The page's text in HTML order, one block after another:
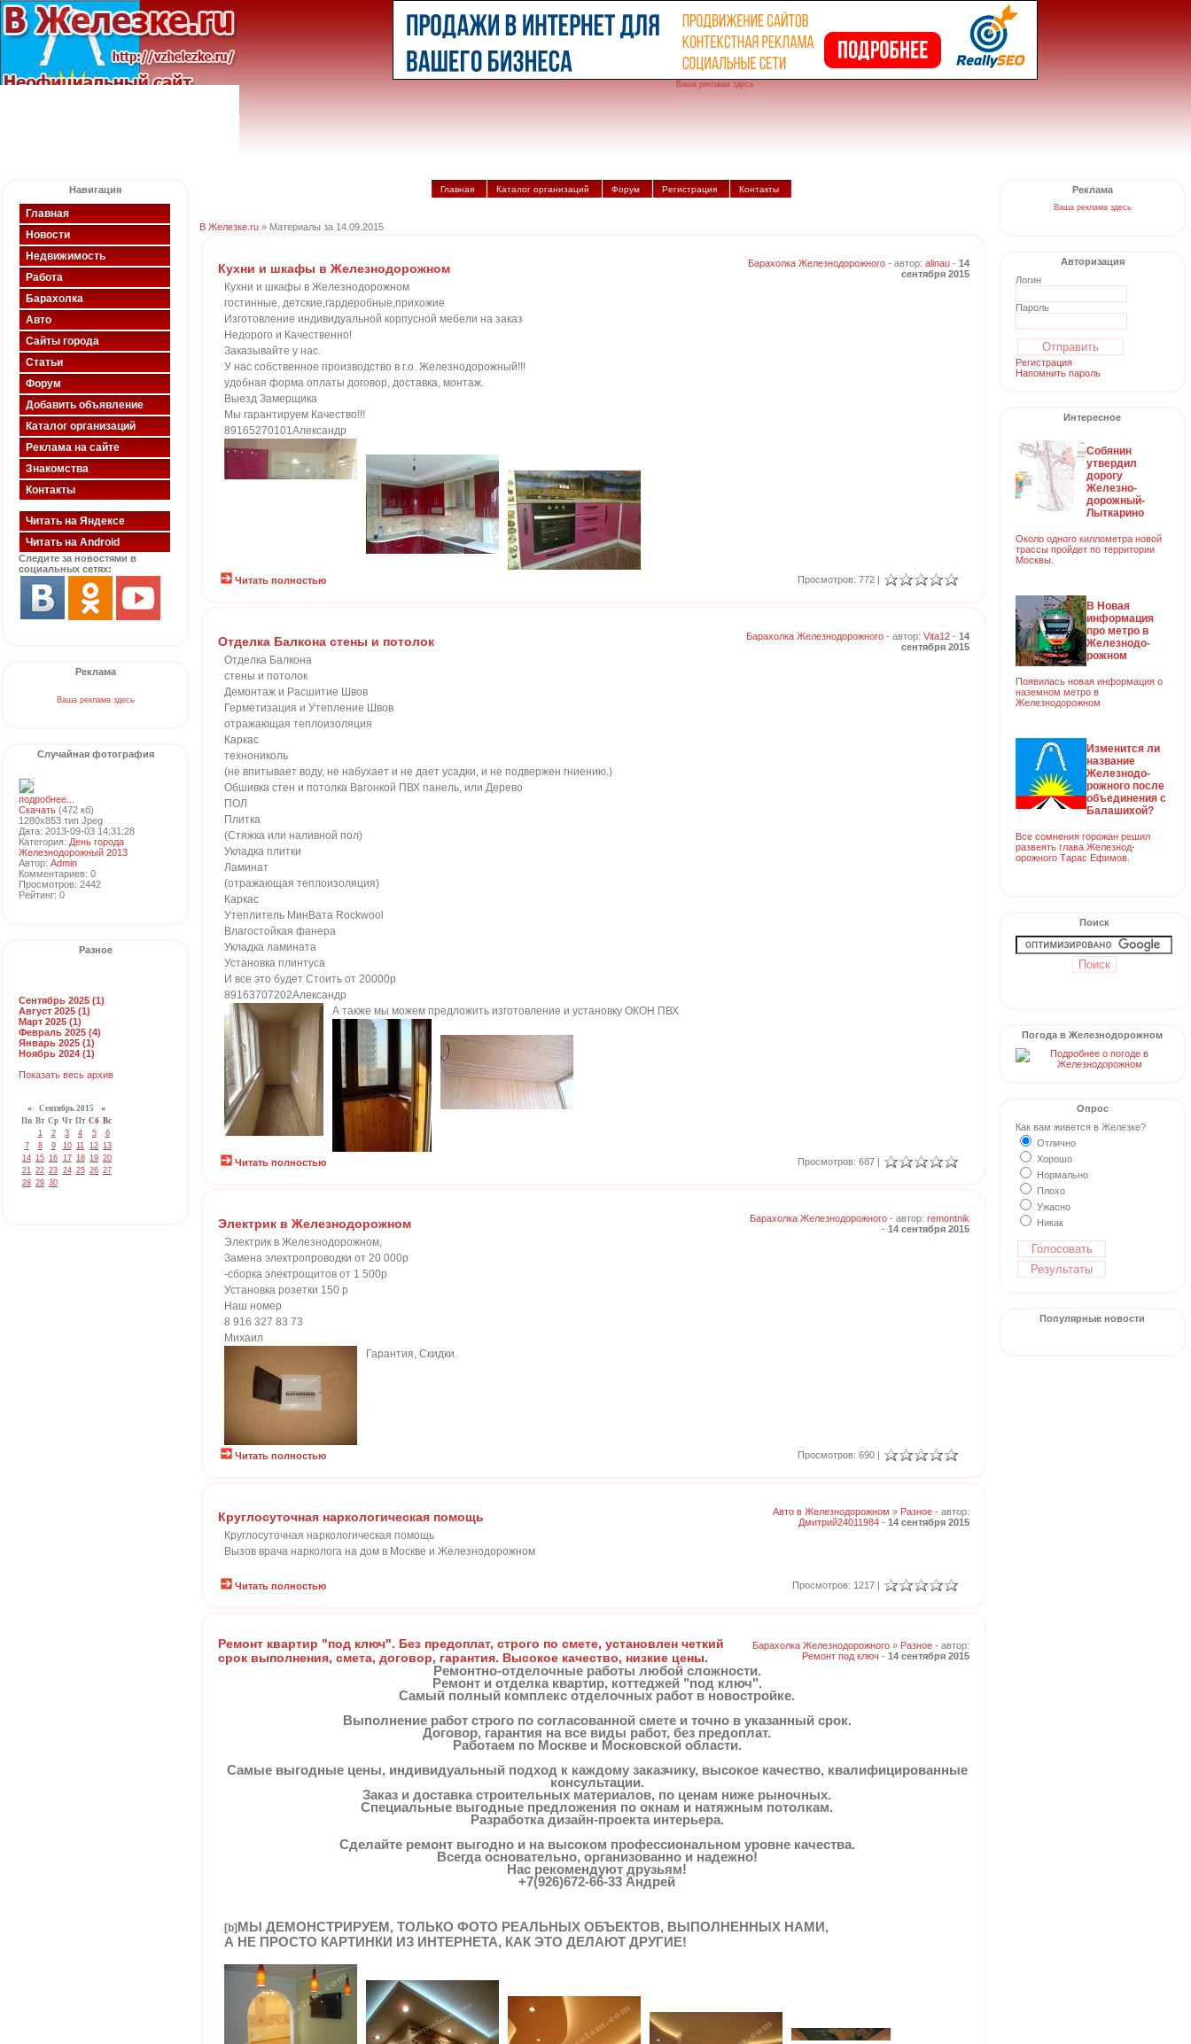
Ваша реклама здесь
Навигация
Главная
Новости
Недвижимость
Работа
Барахолка
Авто
Сайты города
Статьи
Форум
Добавить объявление
Каталог организаций
Реклама на сайте
Знакомства
Контакты
Читать на Яндексе
Читать на Android
Следите за новостями в
социальных сетях:
Реклама
Ваша реклама здесь
Случайная фотография
подробнее...
Скачать (472 кб)
1280x853 тип Jpeg
Дата: 2013-09-03 14:31:28
Категория: День города
Железнодорожный 2013
Автор: Admin
Комментариев: 0
Просмотров: 2442
Рейтинг: 0
Разное
Сентябрь 2025 (1)
Август 2025 (1)
Март 2025 (1)
Февраль 2025 (4)
Январь 2025 (1)
Ноябрь 2024 (1)
Показать весь архив
« Сентябрь 2015 »
Пн Вт Ср Чт Пт Сб Вс
1
2 3 4 5
6
7
8 9 10 11 12 13
14 15 16 17 18 19 20
21 22 23 24 25 26 27
28 29 30
Главная Каталог организаций Форум Регистрация Контакты
В Железке.ru » Материалы за 14.09.2015
Кухни и шкафы в Железнодорожном Барахолка Железнодорожного - автор: alinau - 14
сентября 2015
Кухни и шкафы в Железнодорожном
гостинные, детские,гардеробные,прихожие
Изготовление индивидуальной корпусной мебели на заказ
Недорого и Качественно!
Заказывайте у нас.
У нас собственное производство в г.о. Железнодорожный!!!
удобная форма оплаты договор, доставка, монтаж.
Выезд Замерщика
Мы гарантируем Качество!!!
89165270101Александр
Читать полностью Просмотров: 772 |
Отделка Балкона стены и потолок Барахолка Железнодорожного - автор: Vita12 - 14
сентября 2015
Отделка Балкона
стены и потолок
Демонтаж и Расшитие Швов
Герметизация и Утепление Швов
отражающая теплоизоляция
Каркас
технониколь
(не впитывает воду, не набухает и не дает усадки, и не подвержен гниению.)
Обшивка стен и потолка Вагонкой ПВХ панель, или Дерево
ПОЛ
Плитка
(Стяжка или наливной пол)
Укладка плитки
Ламинат
(отражающая теплоизоляция)
Каркас
Утеплитель МинВата Rockwool
Влагостойкая фанера
Укладка ламината
Установка плинтуса
И все это будет Стоить от 20000р
89163707202Александр
А также мы можем предложить изготовление и установку ОКОН ПВХ
Читать полностью Просмотров: 687 |
Электрик в Железнодорожном Барахолка Железнодорожного - автор: remontnik
- 14 сентября 2015
Электрик в Железнодорожном,
Замена электропроводки от 20 000р
-сборка электрощитов от 1 500р
Установка розетки 150 р
Наш номер
8 916 327 83 73
Михаил
Гарантия, Скидки.
Читать полностью Просмотров: 690 |
Круглосуточная наркологическая помощь Авто в Железнодорожном » Разное - автор:
Дмитрий24011984 - 14 сентября 2015
Круглосуточная наркологическая помощь
Вызов врача нарколога на дом в Москве и Железнодорожном
Читать полностью Просмотров: 1217 |
Ремонт квартир "под ключ". Без предоплат, строго по смете, установлен четкий
срок выполнения, смета, договор, гарантия. Высокое качество, низкие цены.
Барахолка Железнодорожного » Разное - автор:
Ремонт под ключ - 14 сентября 2015
Ремонтно-отделочные работы любой сложности.
Ремонт и отделка квартир, коттеджей "под ключ".
Самый полный комплекс отделочных работ в новостройке.
Выполнение работ строго по согласованной смете и точно в указанный срок.
Договор, гарантия на все виды работ, без предоплат.
Работаем по Москве и Московской области.
Самые выгодные цены, индивидуальный подход к каждому заказчику, высокое качество, квалифицированные
консультации.
Заказ и доставка строительных материалов, по ценам ниже рыночных.
Специальные выгодные предложения по окнам и натяжным потолкам.
Разработка дизайн-проекта интерьера.
Сделайте ремонт выгодно и на высоком профессиональном уровне качества.
Всегда основательно, организованно и надежно!
Нас рекомендуют друзьям!
+7(926)672-66-33 Андрей
[b] МЫ ДЕМОНСТРИРУЕМ, ТОЛЬКО ФОТО РЕАЛЬНЫХ ОБЪЕКТОВ, ВЫПОЛНЕННЫХ НАМИ,
А НЕ ПРОСТО КАРТИНКИ ИЗ ИНТЕРНЕТА, КАК ЭТО ДЕЛАЮТ ДРУГИЕ!
Реклама
Ваша реклама здесь
Авторизация
Логин
Пароль
Регистрация
Напомнить пароль
Интересное
Собянин
утвердил
дорогу
Железно-
дорожный-
Лыткарино
Около одного киллометра новой
трассы пройдет по территории
Москвы.
В Новая
информация
про метро в
Железнодо-
рожном
Появилась новая информация о
наземном метро в
Железнодорожном
Изменится ли
название
Железнодо-
рожного после
объединения с
Балашихой?
Все сомнения горожан решил
развеять глава Железнод-
орожного Тарас Ефимов.
Поиск
Погода в Железнодорожном
Опрос
Как вам живется в Железке?
Отлично
Хорошо
Нормально
Плохо
Ужасно
Никак
Популярные новости